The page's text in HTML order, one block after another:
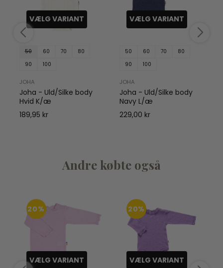
VÆLG VARIANT
50 60 70
80
90
100
JOHA
Joha - Uld/Silke body
Hvid K/æ
189,95 kr
VÆLG VARIANT
50 60 70
80
90
100
JOHA
Joha - Uld/Silke body
Navy L/æ
229,00 kr
Andre købte også
20%
VÆLG VARIANT
20%
VÆLG VARIANT